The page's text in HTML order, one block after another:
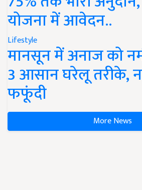
योजना में आवेदन..
Lifestyle
मानसून में अनाज को
3 आसान घरेलू तरीके,
फफूंदी
More News